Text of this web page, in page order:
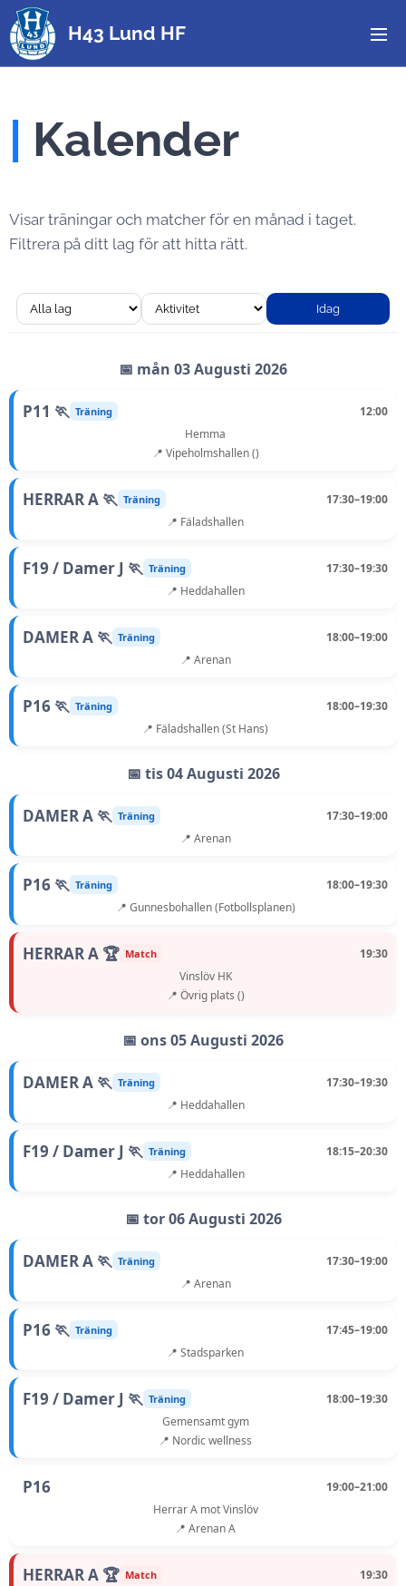
H43 Lund HF
Kalender
Visar träningar och matcher för en månad i taget.
Filtrera på ditt lag för att hitta rätt.
Idag
📅 mån 03 Augusti 2026
P11 🏃 Träning
12:00
Hemma
📍 Vipeholmshallen ()
HERRAR A 🏃 Träning
17:30–19:00
📍 Fäladshallen
F19 / Damer J 🏃 Träning
17:30–19:30
📍 Heddahallen
DAMER A 🏃 Träning
18:00–19:00
📍 Arenan
P16 🏃 Träning
18:00–19:30
📍 Fäladshallen (St Hans)
📅 tis 04 Augusti 2026
DAMER A 🏃 Träning
17:30–19:00
📍 Arenan
P16 🏃 Träning
18:00–19:30
📍 Gunnesbohallen (Fotbollsplanen)
HERRAR A 🏆 Match
19:30
Vinslöv HK
📍 Övrig plats ()
📅 ons 05 Augusti 2026
DAMER A 🏃 Träning
17:30–19:30
📍 Heddahallen
F19 / Damer J 🏃 Träning
18:15–20:30
📍 Heddahallen
📅 tor 06 Augusti 2026
DAMER A 🏃 Träning
17:30–19:00
📍 Arenan
P16 🏃 Träning
17:45–19:00
📍 Stadsparken
F19 / Damer J 🏃 Träning
18:00–19:30
Gemensamt gym
📍 Nordic wellness
P16
19:00–21:00
Herrar A mot Vinslöv
📍 Arenan A
HERRAR A 🏆 Match
19:30